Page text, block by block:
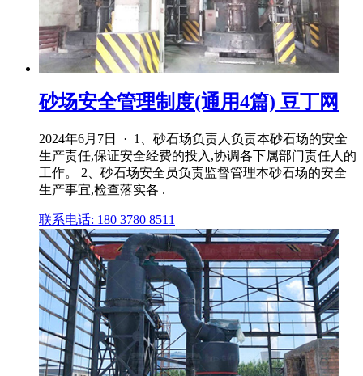
砂场安全管理制度(通用4篇) 豆丁网
2024年6月7日 · 1、砂石场负责人负责本砂石场的安全
生产责任,保证安全经费的投入,协调各下属部门责任人的
工作。 2、砂石场安全员负责监督管理本砂石场的安全
生产事宜,检查落实各 .
联系电话: 180 3780 8511